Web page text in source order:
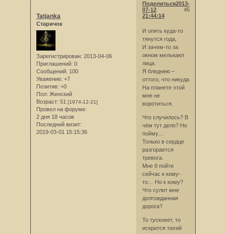
Поделиться
45
2013-
07-12
21:44:14
Tatjanka
Старичок
Зарегистрирован: 2013-04-06
Приглашений: 0
Сообщений: 100
Уважение: +7
Позитив: +0
Пол: Женский
Возраст: 51 [1974-12-21]
Провел на форуме:
2 дня 18 часов
Последний визит:
2019-03-01 15:15:36
И опять куда-то
тянутся года,
И зачем-то за
окном мелькают
лица.
Я бледнею –
оттого, что никуда
На планете этой
мне не
воротиться.
Что случилось? В
чём тут дело? Не
пойму…
Только в сердце
разгорается
тревога.
Мне б пойти
сейчас к кому-
то… Но к кому?
Что сулит мне
долгожданная
дорога?
То тускнеет, то
искрится тихий